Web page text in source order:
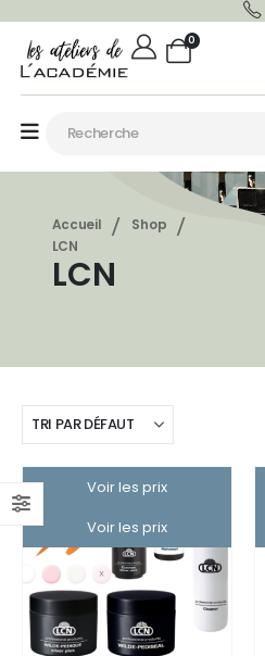
0
Accueil
Shop
LCN
LCN
Voir les prix
Voir les prix